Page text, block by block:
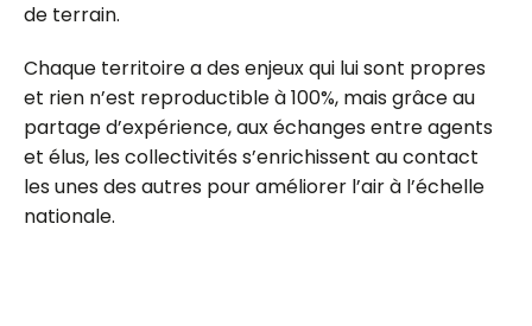
de terrain.
Chaque territoire a des enjeux qui lui sont propres
et rien n’est reproductible à 100%, mais grâce au
partage d’expérience, aux échanges entre agents
et élus, les collectivités s’enrichissent au contact
les unes des autres pour améliorer l’air à l’échelle
nationale.